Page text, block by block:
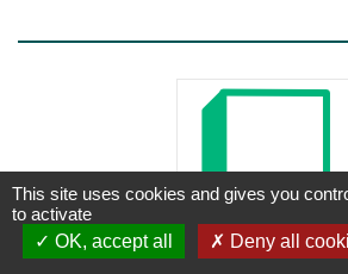
This site uses cookies and gives you
to activate
OK, accept all
Deny all